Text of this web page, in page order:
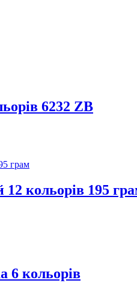
6232 ZB
кольорів 195
6 кольорів